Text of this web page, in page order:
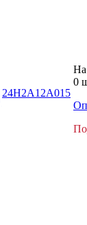
24H2A12A015
На
0